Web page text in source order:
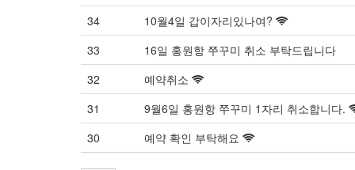
34
10월4일 갑이자리있나여?
33
16일 홍원항 쭈꾸미 취소 부탁드립니다
32
예약취소
31
9월6일 홍원항 쭈꾸미 1자리 취소합니다.
30
예약 확인 부탁해요